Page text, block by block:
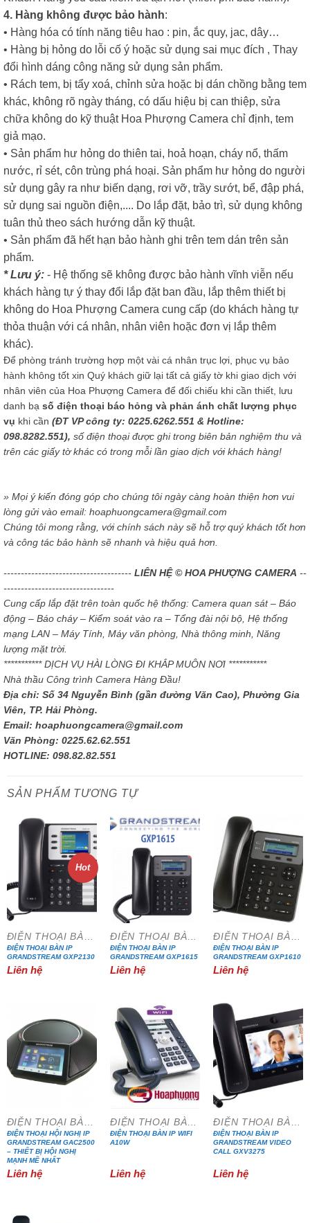
4. Hàng không được bảo hành:
• Hàng hóa có tính năng tiêu hao : pin, ắc quy, jac, dây…
• Hàng bị hỏng do lỗi cố ý hoặc sử dụng sai mục đích , Thay
đổi hình dáng công năng sử dụng sản phẩm.
• Rách tem, bị tẩy xoá, chỉnh sửa hoặc bị dán chồng bằng tem
khác, không rõ ngày tháng, có dấu hiệu bị can thiệp, sửa
chữa không do kỹ thuật Hoa Phượng Camera chỉ định, tem
giả mạo.
• Sản phẩm hư hỏng do thiên tai, hoả hoạn, cháy nổ, thấm
nước, rỉ sét, côn trùng phá hoại. Sản phẩm hư hỏng do người
sử dụng gây ra như biến dạng, rơi vỡ, trầy sướt, bể, đập phá,
sử dụng sai nguồn điện,.... Do lắp đặt, bảo trì, sử dụng không
tuân thủ theo sách hướng dẫn kỹ thuật.
• Sản phẩm đã hết hạn bảo hành ghi trên tem dán trên sản
phẩm.
* Lưu ý: - Hệ thống sẽ không được bảo hành vĩnh viễn nếu
khách hàng tự ý thay đổi lắp đặt ban đầu, lắp thêm thiết bị
không do Hoa Phượng Camera cung cấp (do khách hàng tự
thỏa thuận với cá nhân, nhân viên hoặc đơn vị lắp thêm
khác).
Để phòng tránh trường hợp một vài cá nhân trục lợi, phục vụ bảo
hành không tốt xin Quý khách giữ lại tất cả giấy tờ khi giao dịch với
nhân viên của Hoa Phượng Camera để đối chiếu khi cần thiết, lưu
danh bạ số điện thoại báo hỏng và phản ánh chất lượng phục
vụ khi cần (ĐT VP công ty: 0225.6262.551 & Hotline:
098.8282.551), số điện thoại được ghi trong biên bản nghiệm thu và
trên các giấy tờ khác có trong mỗi lần giao dịch với khách hàng!
» Mọi ý kiến đóng góp cho chúng tôi ngày càng hoàn thiện hơn vui
lòng gửi vào email: hoaphuongcamera@gmail.com
Chúng tôi mong rằng, với chính sách này sẽ hỗ trợ quý khách tốt hơn
và công tác bảo hành sẽ nhanh và hiệu quả hơn.
------------------------------------- LIÊN HỆ © HOA PHƯỢNG CAMERA --
--------------------------------
Cung cấp lắp đặt trên toàn quốc hệ thống: Camera quan sát – Báo
động – Báo cháy – Kiểm soát vào ra – Tổng đài nội bộ, Hệ thống
mạng LAN – Máy Tính, Máy văn phòng, Nhà thông minh, Năng
lượng mặt trời.
*********** DỊCH VỤ HÀI LÒNG ĐI KHẮP MUÔN NƠI ***********
Nhà thầu Công trình Camera Hàng Đầu!
Địa chỉ: Số 34 Nguyễn Bình (gần đường Văn Cao), Phường Gia
Viên, TP. Hải Phòng.
Email: hoaphuongcamera@gmail.com
Văn Phòng: 0225.62.62.551
HOTLINE: 098.82.82.551
SẢN PHẨM TƯƠNG TỰ
Hot
ĐIỆN THOẠI BÀN IP
GRANDSTREAM GXP2130
Liên hệ
ĐIỆN THOẠI BÀN IP
GRANDSTREAM GXP1615
Liên hệ
ĐIỆN THOẠI BÀN IP
GRANDSTREAM GXP1610
Liên hệ
ĐIỆN THOẠI HỘI NGHỊ IP
GRANDSTREAM GAC2500
– THIẾT BỊ HỘI NGHỊ
MẠNH MẼ NHẤT
Liên hệ
ĐIỆN THOẠI BÀN IP WIFI
A10W
Liên hệ
ĐIỆN THOẠI BÀN IP
GRANDSTREAM VIDEO
CALL GXV3275
Liên hệ